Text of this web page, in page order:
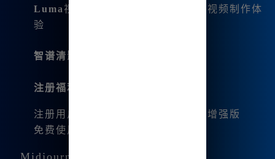
Luma 视频生成技术，提供高质量的视频制作体
验
智谱清影
注册福利
注册用户可免费无限量使用GPT-4O增强版
免费使用SD、SDXL绘画模型
Midjourney国际版的费用